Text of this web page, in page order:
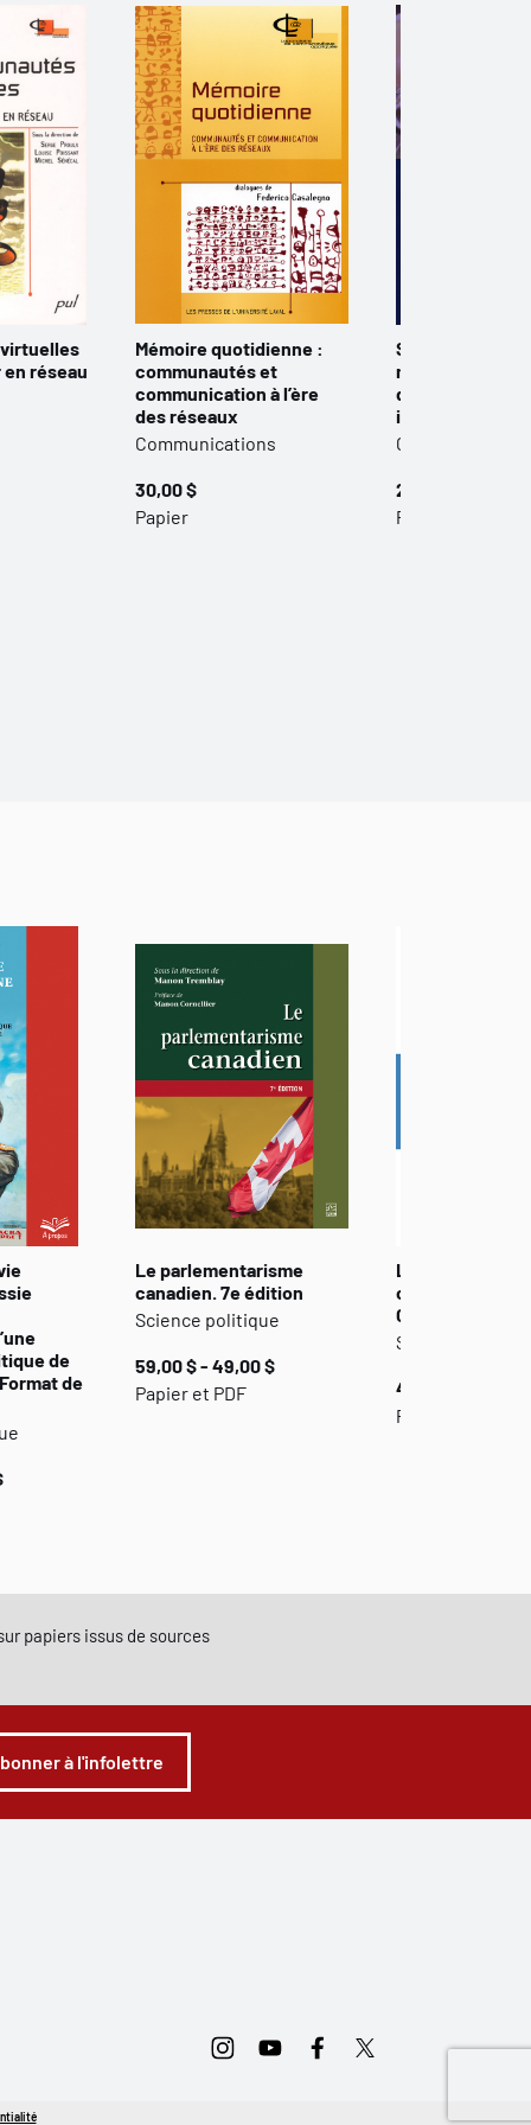
réseau
Mémoire quotidienne :
communautés et
communication à l’ère
des réseaux
Communications
30,00 $
Papier
Scénarisation
multimédia :
de
interactive
29,00 $
Papier
de
de
Le parlementarisme
canadien. 7e édition
Science politique
59,00 $ - 49,00 $
Papier et PDF
Le nationalisme
constitutionnel
Canada
Science
47,00 $ - 39,00 $
Papier, PDF ou
papiers issus de sources
à l'infolettre
InstagramYoutubeFacebookTwitter